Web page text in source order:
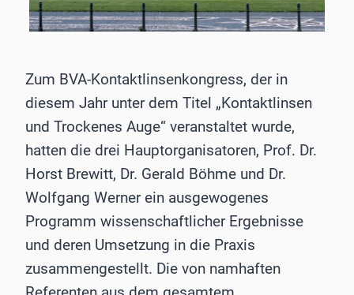
Zum BVA-Kontaktlinsenkongress, der in
diesem Jahr unter dem Titel „Kontaktlinsen
und Trockenes Auge“ veranstaltet wurde,
hatten die drei Hauptorganisatoren, Prof. Dr.
Horst Brewitt, Dr. Gerald Böhme und Dr.
Wolfgang Werner ein ausgewogenes
Programm wissenschaftlicher Ergebnisse
und deren Umsetzung in die Praxis
zusammengestellt. Die von namhaften